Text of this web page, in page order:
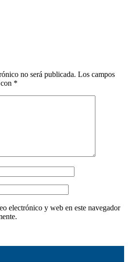
no será publicada. Los campos
*
electrónico y web en este navegador